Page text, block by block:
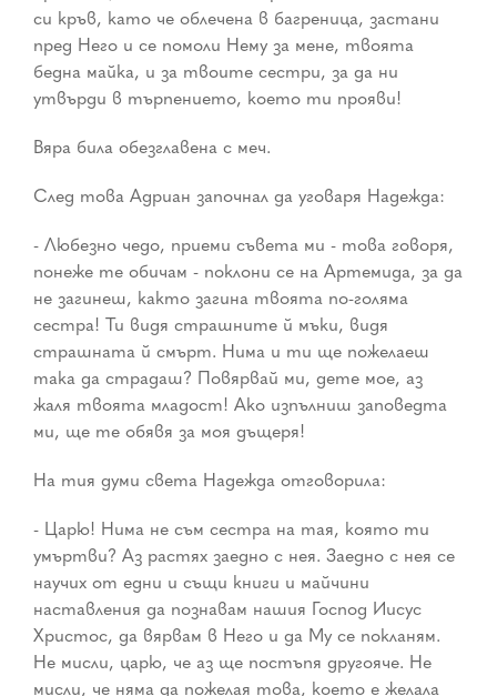
си кръв, като че облечена в багреница, застани
пред Него и се помоли Нему за мене, твоята
бедна майка, и за твоите сестри, за да ни
утвърди в търпението, което ти прояви!
Вяра била обезглавена с меч.
След това Адриан започнал да уговаря Надежда:
- Любезно чедо, приеми съвета ми - това говоря,
понеже те обичам - поклони се на Артемида, за да
не загинеш, както загина твоята по-голяма
сестра! Ти видя страшните й мъки, видя
страшната й смърт. Нима и ти ще пожелаеш
така да страдаш? Повярвай ми, дете мое, аз
жаля твоята младост! Ако изпълниш заповедта
ми, ще те обявя за моя дъщеря!
На тия думи света Надежда отговорила:
- Царю! Нима не съм сестра на тая, която ти
умъртви? Аз растях заедно с нея. Заедно с нея се
научих от едни и същи книги и майчини
наставления да познавам нашия Господ Иисус
Христос, да вярвам в Него и да Му се покланям.
Не мисли, царю, че аз ще постъпя другояче. Не
мисли, че няма да пожелая това, което е желала